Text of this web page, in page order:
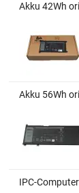
Akku 42Wh
Akku 56Wh
IPC-